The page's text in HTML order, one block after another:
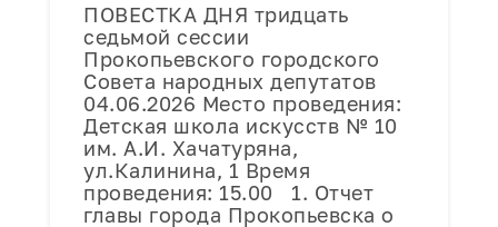
ПОВЕСТКА ДНЯ тридцать
седьмой сессии
Прокопьевского городского
Совета народных депутатов
04.06.2026 Место проведения:
Детская школа искусств № 10
им. А.И. Хачатуряна,
ул.Калинина, 1 Время
проведения: 15.00 1. Отчет
главы города Прокопьевска о